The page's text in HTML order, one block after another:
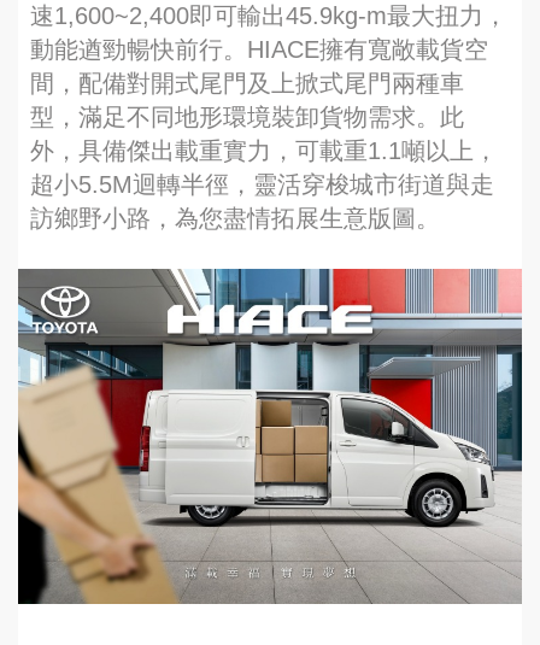
速1,600~2,400即可輸出45.9kg-m最大扭力，
動能遒勁暢快前行。HIACE擁有寬敞載貨空
間，配備對開式尾門及上掀式尾門兩種車
型，滿足不同地形環境裝卸貨物需求。此
外，具備傑出載重實力，可載重1.1噸以上，
超小5.5M迴轉半徑，靈活穿梭城市街道與走
訪鄉野小路，為您盡情拓展生意版圖。